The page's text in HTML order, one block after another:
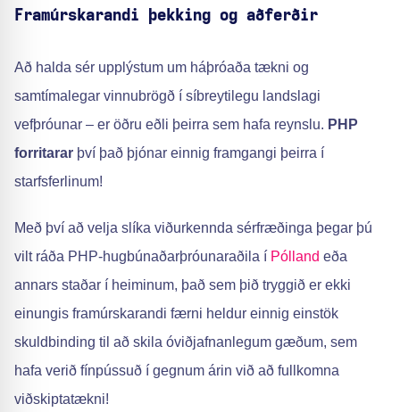
Framúrskarandi þekking og aðferðir
Að halda sér upplýstum um háþróaða tækni og
samtímalegar vinnubrögð í síbreytilegu landslagi
vefþróunar – er öðru eðli þeirra sem hafa reynslu. PHP
forritarar því það þjónar einnig framgangi þeirra í
starfsferlinum!
Með því að velja slíka viðurkennda sérfræðinga þegar þú
vilt ráða PHP-hugbúnaðarþróunaraðila í Pólland eða
annars staðar í heiminum, það sem þið tryggið er ekki
einungis framúrskarandi færni heldur einnig einstök
skuldbinding til að skila óviðjafnanlegum gæðum, sem
hafa verið fínpússuð í gegnum árin við að fullkomna
viðskiptatækni!